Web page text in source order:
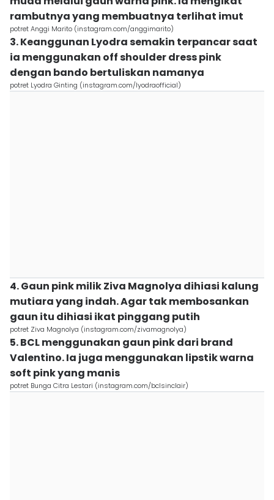
rambutnya yang membuatnya terlihat imut
potret Anggi Marito (instagram.com/anggimarito)
3. Keanggunan Lyodra semakin terpancar saat
ia menggunakan off shoulder dress pink
dengan bando bertuliskan namanya
potret Lyodra Ginting (instagram.com/lyodraofficial)
4. Gaun pink milik Ziva Magnolya dihiasi kalung
mutiara yang indah. Agar tak membosankan
gaun itu dihiasi ikat pinggang putih
potret Ziva Magnolya (instagram.com/zivamagnolya)
5. BCL menggunakan gaun pink dari brand
Valentino. Ia juga menggunakan lipstik warna
soft pink yang manis
potret Bunga Citra Lestari (instagram.com/bclsinclair)